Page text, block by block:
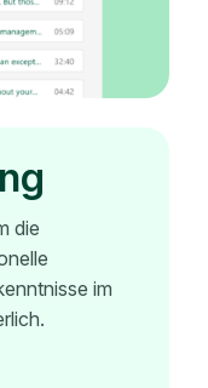
die
im